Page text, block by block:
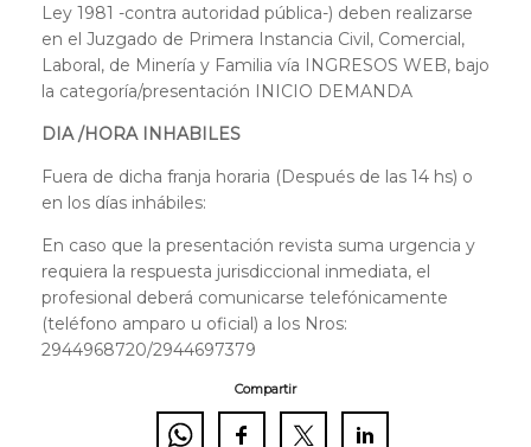
Ley 1981 -contra autoridad pública-) deben realizarse
en el Juzgado de Primera Instancia Civil, Comercial,
Laboral, de Minería y Familia vía INGRESOS WEB, bajo
la categoría/presentación INICIO DEMANDA
DIA /HORA INHABILES
Fuera de dicha franja horaria (Después de las 14 hs) o
en los días inhábiles:
En caso que la presentación revista suma urgencia y
requiera la respuesta jurisdiccional inmediata, el
profesional deberá comunicarse telefónicamente
(teléfono amparo u oficial) a los Nros:
2944968720/2944697379
Compartir